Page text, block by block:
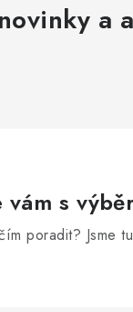
a
vám s
poradit? Jsme